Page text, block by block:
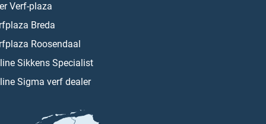
Verf-plaza
Breda
Roosendaal
Sikkens Specialist
Sigma verf dealer